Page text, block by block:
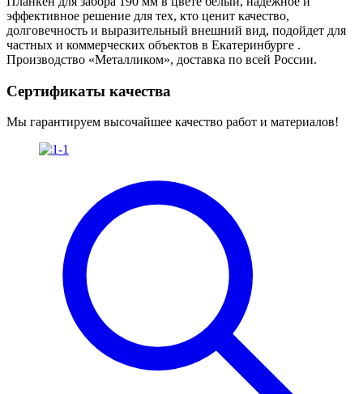
эффективное решение для тех, кто ценит качество,
долговечность и выразительный внешний вид, подойдет для
частных и коммерческих объектов в Екатеринбурге .
Производство «Металликом», доставка по всей России.
Сертификаты качества
Мы гарантируем высочайшее качество работ и материалов!